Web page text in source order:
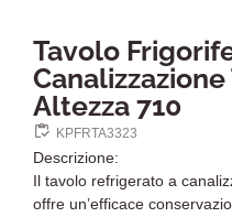
Tavolo
Altezza 710
KPFRTA3323
Descrizione:
Il tavolo refrigerato a
offre un’efficace